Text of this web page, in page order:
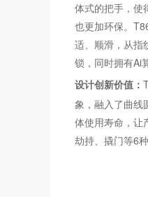
体式的把手，使
也更加环保。
适、顺滑，从指
锁，同时拥有Ai
设计创新价值：
象，融入了曲线
体使用寿命，让
劫持、撬门等6